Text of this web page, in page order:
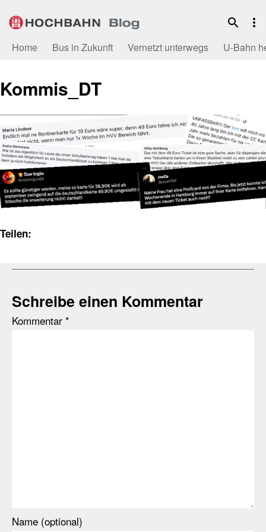
Inhalt
Home Bus in Zukunft Vernetzt unterwegs U-Bahn
Kommis_DT
Teilen:
Schreibe einen Kommentar
Kommentar *
Name (optional)